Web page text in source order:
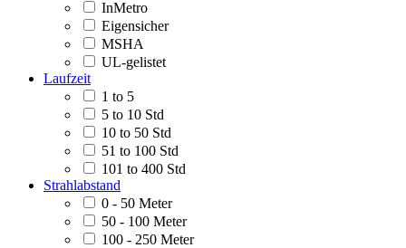
InMetro
Eigensicher
MSHA
UL-gelistet
Laufzeit
1 to 5
5 to 10 Std
10 to 50 Std
51 to 100 Std
101 to 400 Std
Strahlabstand
0 - 50 Meter
50 - 100 Meter
100 - 250 Meter